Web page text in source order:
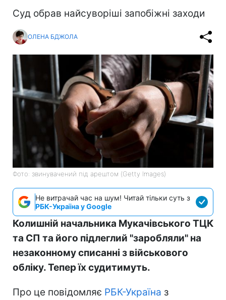
Суд обрав найсуворіші запобіжні заходи
ОЛЕНА БДЖОЛА
Фото: звинувачений під арештом (Getty Images)
Не витрачай час на шум! Читай тільки суть з
РБК-Україна у Google
Колишній начальника Мукачівського ТЦК
та СП та його підлеглий "заробляли" на
незаконному списанні з військового
обліку. Тепер їх судитимуть.
Про це повідомляє РБК-Україна з